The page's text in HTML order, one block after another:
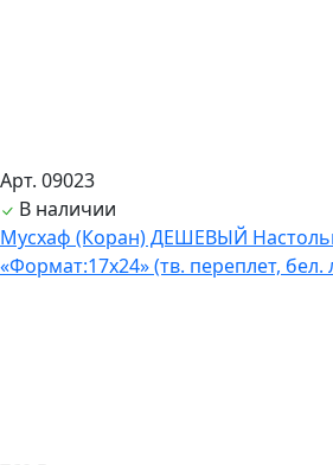
Арт. 09023
В наличии
Мусхаф (Коран) ДЕШЕВЫЙ
«Формат:17х24» (тв. переплет, бел.